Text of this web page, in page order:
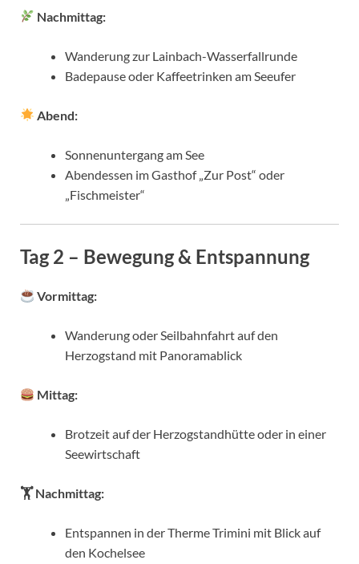
Nachmittag:
Wanderung zur Lainbach-Wasserfallrunde
Badepause oder Kaffeetrinken am Seeufer
Abend:
Sonnenuntergang am See
Abendessen im Gasthof „Zur Post“ oder
„Fischmeister“
Tag 2 – Bewegung & Entspannung
Vormittag:
Wanderung oder Seilbahnfahrt auf den
Herzogstand mit Panoramablick
Mittag:
Brotzeit auf der Herzogstandhütte oder in einer
Seewirtschaft
🏋️ Nachmittag:
Entspannen in der Therme Trimini mit Blick auf
den Kochelsee